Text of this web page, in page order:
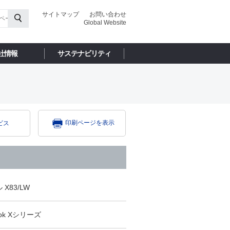
お問い合わせ
サイトマップ
Global Website
情報 サステナビリティ
ス 印刷ページを表示
X83/LW
Xシリーズ